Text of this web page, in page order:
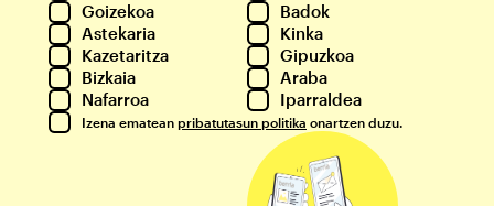
Goizekoa
Badok
Astekaria
Kinka
Kazetaritza
Gipuzkoa
Bizkaia
Araba
Nafarroa
Iparraldea
Izena ematean pribatutasun politika onartzen duzu.